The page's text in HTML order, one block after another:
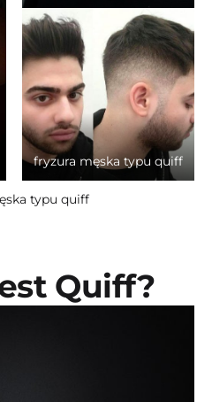
fryzura męska typu quiff
typu quiff
Quiff?